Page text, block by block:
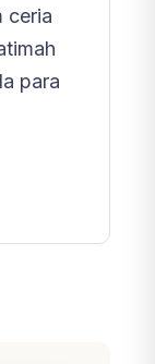
ceria
para